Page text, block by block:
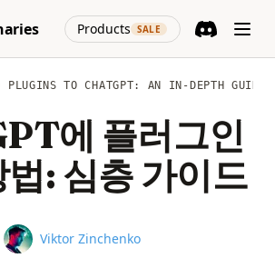
Products SALE
(opens in a
PLUGINS TO CHATGPT: AN IN-DEPTH GUIDE
에 플러그인
: 심층 가이드
Name
Viktor Zinchenko